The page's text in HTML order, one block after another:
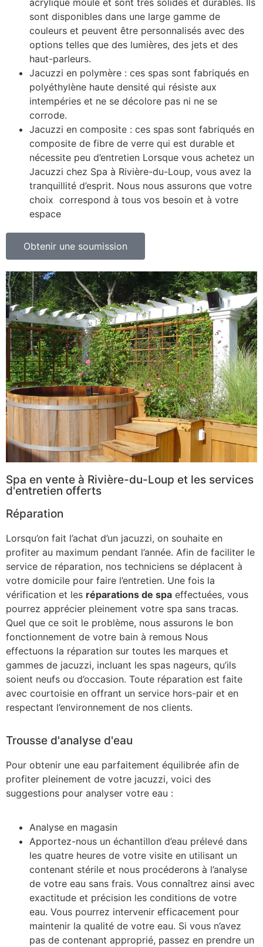
sont disponibles dans une large gamme de
couleurs et peuvent être personnalisés avec des
options telles que des lumières, des jets et des
haut-parleurs.
Jacuzzi en polymère : ces spas sont fabriqués en
polyéthylène haute densité qui résiste aux
intempéries et ne se décolore pas ni ne se
corrode.
Jacuzzi en composite : ces spas sont fabriqués en
composite de fibre de verre qui est durable et
nécessite peu d’entretien Lorsque vous achetez un
Jacuzzi chez Spa à Rivière-du-Loup, vous avez la
tranquillité d’esprit. Nous nous assurons que votre
choix correspond à tous vos besoin et à votre
espace
Obtenir une soumission
Spa en vente à Rivière-du-Loup et les services
d'entretien offerts
Réparation
Lorsqu’on fait l’achat d’un jacuzzi, on souhaite en
profiter au maximum pendant l’année. Afin de faciliter le
service de réparation, nos techniciens se déplacent à
votre domicile pour faire l’entretien. Une fois la
vérification et les réparations de spa effectuées, vous
pourrez apprécier pleinement votre spa sans tracas.
Quel que ce soit le problème, nous assurons le bon
fonctionnement de votre bain à remous Nous
effectuons la réparation sur toutes les marques et
gammes de jacuzzi, incluant les spas nageurs, qu’ils
soient neufs ou d’occasion. Toute réparation est faite
avec courtoisie en offrant un service hors-pair et en
respectant l’environnement de nos clients.
Trousse d'analyse d'eau
Pour obtenir une eau parfaitement équilibrée afin de
profiter pleinement de votre jacuzzi, voici des
suggestions pour analyser votre eau :
Analyse en magasin
Apportez-nous un échantillon d’eau prélevé dans
les quatre heures de votre visite en utilisant un
contenant stérile et nous procéderons à l’analyse
de votre eau sans frais. Vous connaîtrez ainsi avec
exactitude et précision les conditions de votre
eau. Vous pourrez intervenir efficacement pour
maintenir la qualité de votre eau. Si vous n’avez
pas de contenant approprié, passez en prendre un